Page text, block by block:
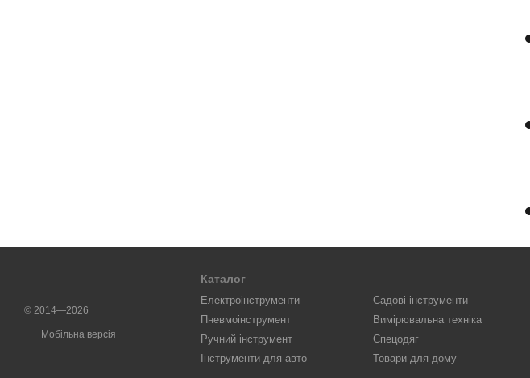
© 2014—2026
Мобільна версія
Каталог
Електроінструменти
Пневмоінструмент
Ручний інструмент
Інструменти для авто
Садові інструменти
Вимірювальна техніка
Спецодяг
Товари для дому